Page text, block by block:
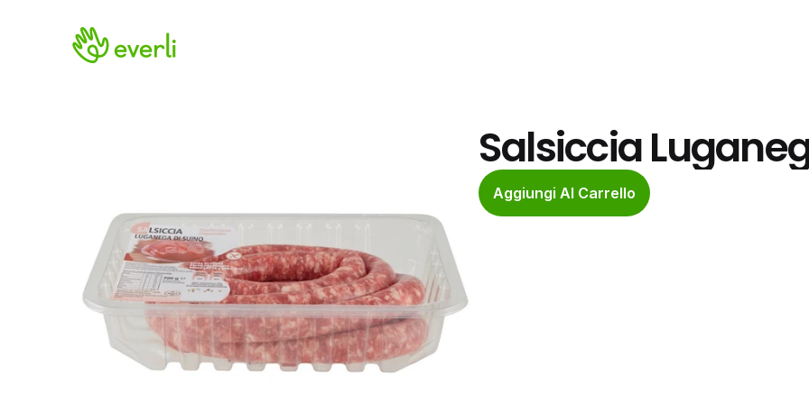
Salsiccia
Aggiungi Al Carrello